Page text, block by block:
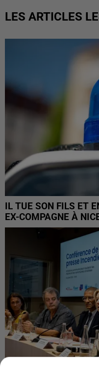
LES ARTICLES
IL TUE SON FILS ET
EX-COMPAGNE À